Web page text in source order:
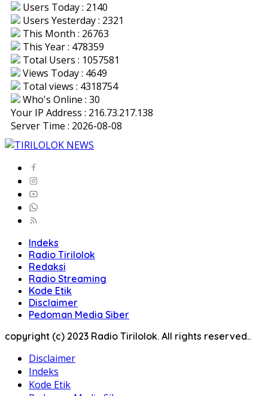
Users Today : 2140
Users Yesterday : 2321
This Month : 26763
This Year : 478359
Total Users : 1057581
Views Today : 4649
Total views : 4318754
Who's Online : 30
Your IP Address : 216.73.217.138
Server Time : 2026-08-08
Indeks
Radio Tirilolok
Redaksi
Radio Streaming
Kode Etik
Disclaimer
Pedoman Media Siber
copyright (c) 2023 Radio Tirilolok. All rights reserved..
Disclaimer
Indeks
Kode Etik